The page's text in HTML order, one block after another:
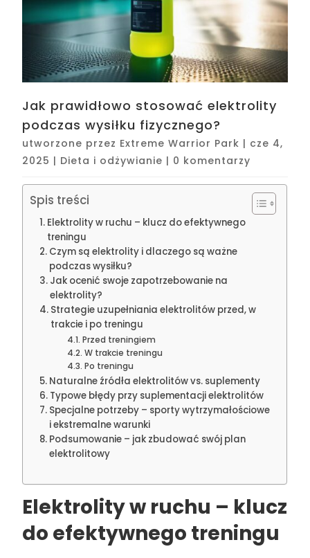
Jak prawidłowo stosować elektrolity
podczas wysiłku fizycznego?
utworzone przez Extreme Warrior Park | cze 4,
2025 | Dieta i odżywianie | 0 komentarzy
Spis treści
Elektrolity w ruchu – klucz do efektywnego
treningu
Czym są elektrolity i dlaczego są ważne
podczas wysiłku?
Jak ocenić swoje zapotrzebowanie na
elektrolity?
Strategie uzupełniania elektrolitów przed, w
trakcie i po treningu
Przed treningiem
W trakcie treningu
Po treningu
Naturalne źródła elektrolitów vs. suplementy
Typowe błędy przy suplementacji elektrolitów
Specjalne potrzeby – sporty wytrzymałościowe
i ekstremalne warunki
Podsumowanie – jak zbudować swój plan
elektrolitowy
Elektrolity w ruchu – klucz
do efektywnego treningu